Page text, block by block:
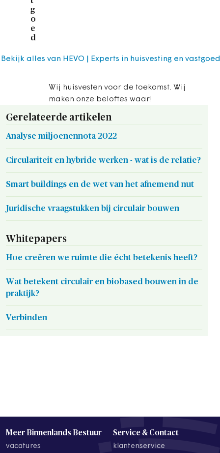
g
o
e
d
Wij huisvesten voor de toekomst. Wij
maken onze beloftes waar!
Bekijk alles van HEVO | Experts in huisvesting en vastgoed
Gerelateerde artikelen
Analyse miljoenennota 2022
Circulariteit en hybride werken - wat is de relatie?
Smart buildings en de wet van het afnemend nut
Juridische vraagstukken bij circulair bouwen
Whitepapers
Hoe creëren we ruimte die écht betekenis heeft?
Wat betekent circulair en biobased bouwen in de
praktijk?
Verbinden
Meer Binnenlands Bestuur
vacatures
Service & Contact
klantenservice